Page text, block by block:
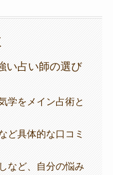
い占い師の選び
学をメイン占術と
ど具体的な口コミ
など、自分の悩み